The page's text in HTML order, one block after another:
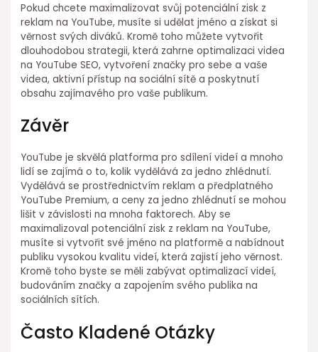
Pokud chcete maximalizovat svůj potenciální zisk z
reklam na YouTube, musíte si udělat jméno a získat si
věrnost svých diváků. Kromě toho můžete vytvořit
dlouhodobou strategii, která zahrne optimalizaci videa
na YouTube SEO, vytvoření značky pro sebe a vaše
videa, aktivní přístup na sociální sítě a poskytnutí
obsahu zajímavého pro vaše publikum.
Závěr
YouTube je skvělá platforma pro sdílení videí a mnoho
lidí se zajímá o to, kolik vydělává za jedno zhlédnutí.
Vydělává se prostřednictvím reklam a předplatného
YouTube Premium, a ceny za jedno zhlédnutí se mohou
lišit v závislosti na mnoha faktorech. Aby se
maximalizoval potenciální zisk z reklam na YouTube,
musíte si vytvořit své jméno na platformě a nabídnout
publiku vysokou kvalitu videí, která zajistí jeho věrnost.
Kromě toho byste se měli zabývat optimalizací videí,
budováním značky a zapojením svého publika na
sociálních sítích.
Často Kladené Otázky